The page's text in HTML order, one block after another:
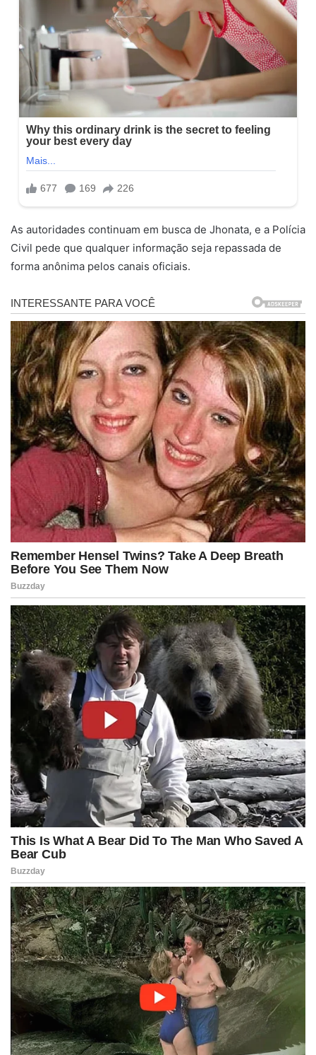
As autoridades continuam em busca de Jhonata, e a Polícia
Civil pede que qualquer informação seja repassada de
forma anônima pelos canais oficiais.